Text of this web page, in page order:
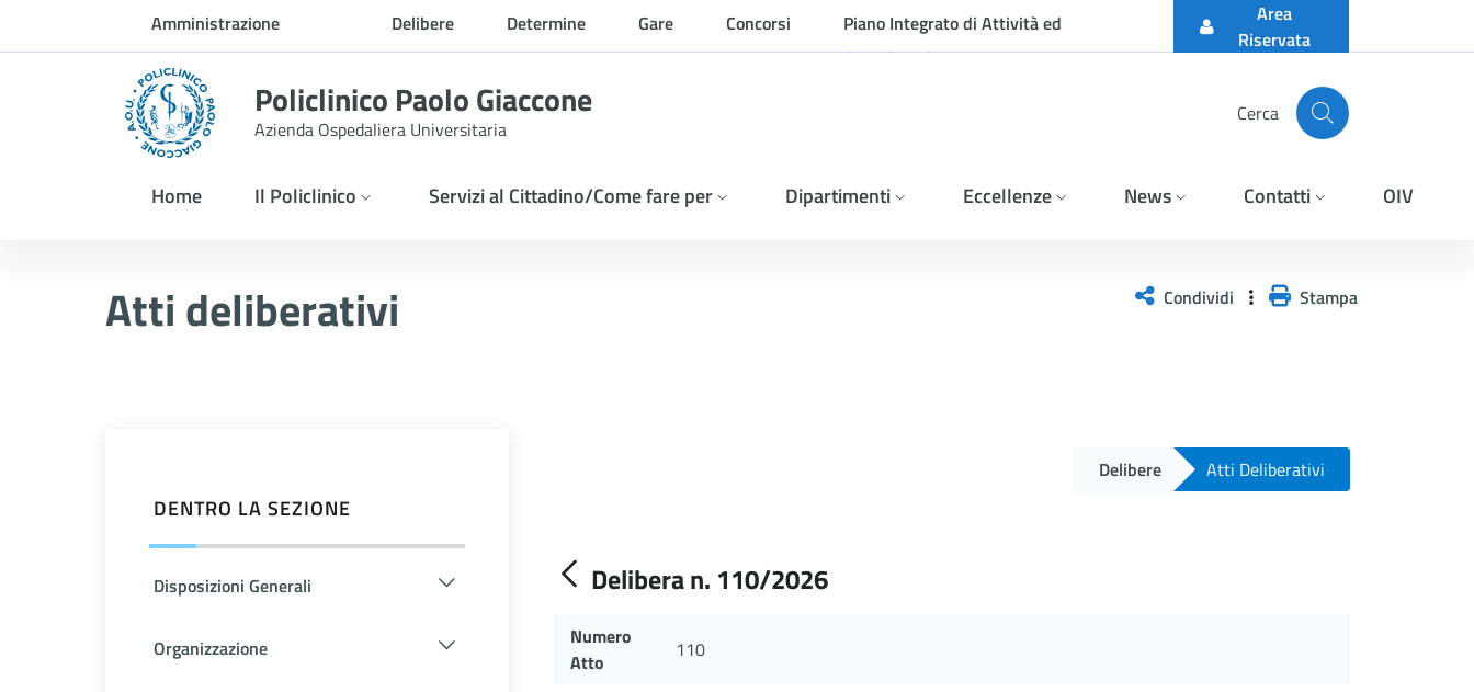
Skip to Main ContentAmministrazione
trasparente
Delibere Determine Gare Concorsi
Piano Integrato di Attività ed
Organizzazione
Area
Riservata
Policlinico Paolo Giaccone
Azienda Ospedaliera Universitaria
Cerca
Home Il Policlinico Servizi al Cittadino/Come fare per Dipartimenti Eccellenze News Contatti OIV
Atti deliberativi Condividi Stampa
DENTRO LA SEZIONE
Disposizioni Generali
Organizzazione
Delibere Atti Deliberativi
Delibera n. 110/2026
Numero
Atto
110